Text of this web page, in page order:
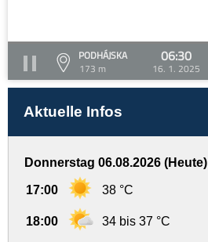
PODHÁJSKA
173 m
06:30
16. 1. 2025
Aktuelle Infos
Donnerstag 06.08.2026 (Heute)
17:00 38 °C
18:00 34 bis 37 °C